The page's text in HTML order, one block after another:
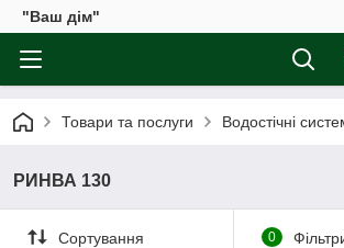
"Ваш дім"
Товари та послуги Водостічні
РИНВА 130
Сортування 0